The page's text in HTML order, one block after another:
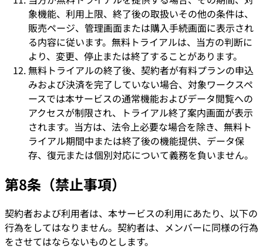
象機能、利用上限、終了後の取扱いその他の条件は、
販売ページ、管理画面または購入手続画面に表示され
る内容に従います。無料トライアルは、当方の判断に
より、変更、停止または終了することがあります。
無料トライアルの終了後、契約者が有料プランの申込
みおよび決済を完了していない場合、対象ワークスペ
ースでは本サービスの通常機能およびデータ閲覧への
アクセスが制限され、トライアル終了案内画面が表示
されます。当方は、法令上必要な場合を除き、無料ト
ライアル期間中または終了後の機能提供、データ保
存、復元または個別対応について義務を負いません。
第8条（禁止事項）
契約者および利用者は、本サービスの利用にあたり、以下の
行為をしてはなりません。契約者は、メンバーに同様の行為
をさせてはならないものとします。